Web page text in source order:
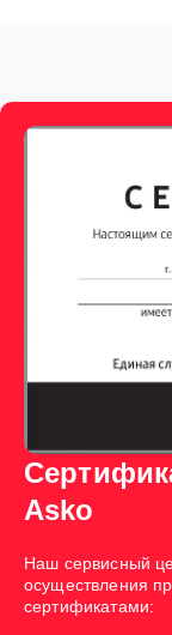
Asko
Наш сервисный
осуществления
сертификатами: